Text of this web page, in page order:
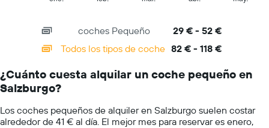
alquiler
coches
de
las
compañías
mostradas
categories.
categories.
The
has
1
coches Pequeño
29 € - 52 €
Todos los tipos de coche 82 € - 118 €
¿Cuánto cuesta alquilar un coche pequeño en
Salzburgo?
Los coches pequeños de alquiler en Salzburgo suelen costar
alrededor de 41 € al día. El mejor mes para reservar es enero,